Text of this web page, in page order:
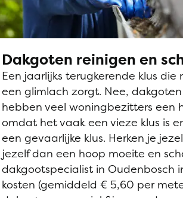
Dakgoten reinigen en
Een jaarlijks terugkerende klus
een glimlach zorgt. Nee,
hebben veel woningbezitters een
omdat het vaak een vieze klus is
een gevaarlijke klus. Herken je
jezelf dan een hoop moeite en
dakgootspecialist in Oudenbosch
kosten (gemiddeld € 5,60 per